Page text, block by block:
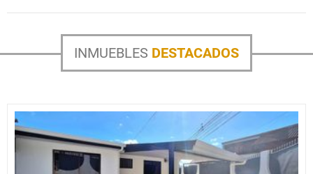
INMUEBLES DESTACADOS